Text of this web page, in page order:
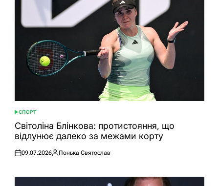
ОПУБЛІКУВАТИ
У
СПОРТ
Світоліна Блінкова: протистояння, що
відлунює далеко за межами корту
Оприлюднено
09.07.2026
Опубліковано
Понька Святослав